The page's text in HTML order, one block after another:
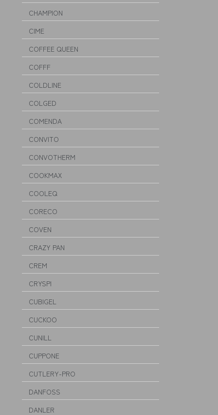
CHAMPION
CIME
COFFEE QUEEN
COFFF
COLDLINE
COLGED
COMENDA
CONVITO
CONVOTHERM
COOKMAX
COOLEQ
CORECO
COVEN
CRAZY PAN
CREM
CRYSPI
CUBIGEL
CUCKOO
CUNILL
CUPPONE
CUTLERY-PRO
DANFOSS
DANLER